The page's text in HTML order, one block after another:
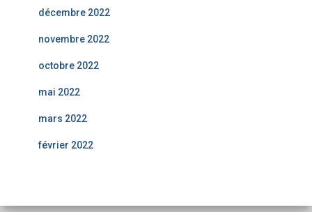
décembre 2022
novembre 2022
octobre 2022
mai 2022
mars 2022
février 2022